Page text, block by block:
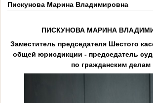
Пискунова Марина Владимировна
ПИСКУНОВА МАРИНА
Заместитель председателя Шестого
общей юрисдикции - председатель
по гражданским делам